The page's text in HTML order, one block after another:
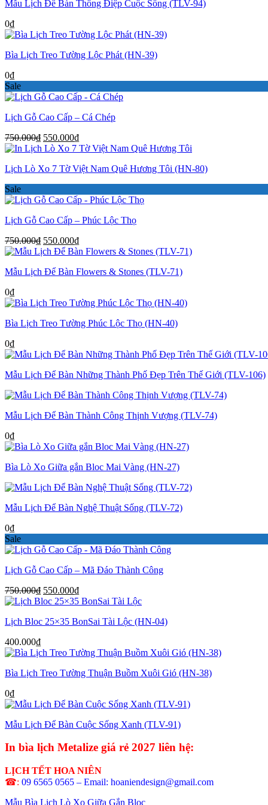
Mẫu Lịch Để Bàn Thông Điệp Cuộc Sống (TLV-94)
0₫
Bìa Lịch Treo Tường Lộc Phát (HN-39)
0₫
Sale
Lịch Gỗ Cao Cấp – Cá Chép
750.000₫ Giá
gốc
750.000₫.
550.000₫Giá
hiện
là:
Lịch Lò Xo 7 Tờ Việt Nam Quê Hương Tôi (HN-80)
Sale
Lịch Gỗ Cao Cấp – Phúc Lộc Thọ
750.000₫ Giá
gốc
750.000₫.
550.000₫Giá
hiện
là:
Mẫu Lịch Để Bàn Flowers & Stones (TLV-71)
0₫
Bìa Lịch Treo Tường Phúc Lộc Thọ (HN-40)
0₫
Mẫu Lịch Để Bàn Những Thành Phố Đẹp Trên Thế Giới (TLV-106)
Mẫu Lịch Để Bàn Thành Công Thịnh Vượng (TLV-74)
0₫
Bìa Lò Xo Giữa gắn Bloc Mai Vàng (HN-27)
Mẫu Lịch Để Bàn Nghệ Thuật Sống (TLV-72)
0₫
Sale
Lịch Gỗ Cao Cấp – Mã Đáo Thành Công
750.000₫ Giá
gốc
750.000₫.
550.000₫Giá
hiện
là:
Lịch Bloc 25×35 BonSai Tài Lộc (HN-04)
400.000₫
Bìa Lịch Treo Tường Thuận Buồm Xuôi Gió (HN-38)
0₫
Mẫu Lịch Để Bàn Cuộc Sống Xanh (TLV-91)
In bìa lịch Metalize giá rẻ 2027 liên hệ:
LỊCH TẾT HOA NIÊN
☎: 09 6565 0565 – Email: hoaniendesign@gmail.com
Mẫu Bìa Lịch Lò Xo Giữa Gắn Bloc